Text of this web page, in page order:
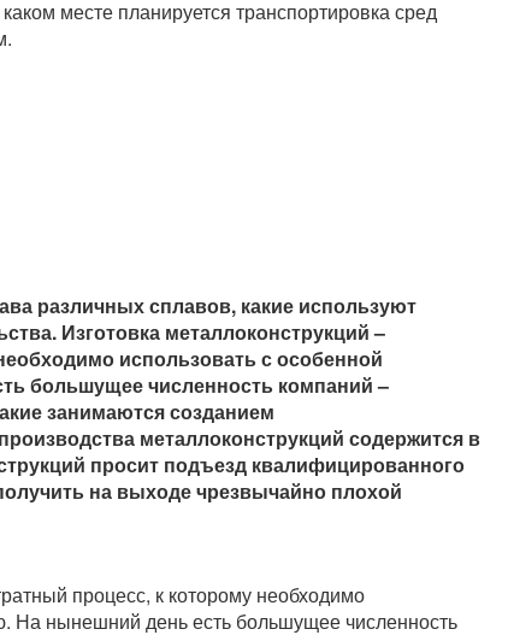
месте планируется транспортировка сред
различных сплавов, какие используют
Изготовка металлоконструкций –
использовать с особенной
большущее численность компаний –
занимаются созданием
металлоконструкций содержится в
просит подъезд квалифицированного
на выходе чрезвычайно плохой
процесс, к которому необходимо
На нынешний день есть большущее численность